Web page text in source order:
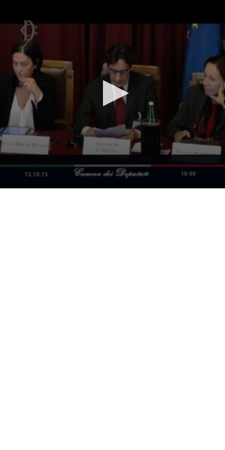
WebTV Camera dei Deputati
Vai al menu di navigazione
Contenuto
Fine contenuto
Vai al contenuto principale Vai al menu di navigazione